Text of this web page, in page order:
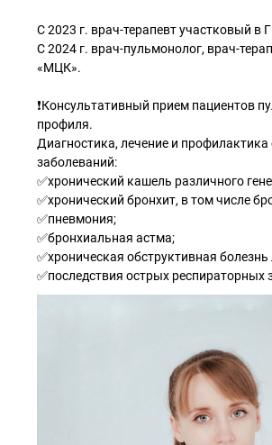
С 2023 г. врач-терапевт участковый
С 2024 г. врач-пульмонолог, врач-
«МЦК».
❗Консультативный прием пациентов
профиля.
Диагностика, лечение и
заболеваний:
✅хронический кашель различного
✅хронический бронхит, в том числе
✅пневмония;
✅бронхиальная астма;
✅хроническая обструктивная болезнь
✅последствия острых респираторных